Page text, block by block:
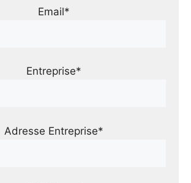
Email*
Entreprise*
Adresse Entreprise*